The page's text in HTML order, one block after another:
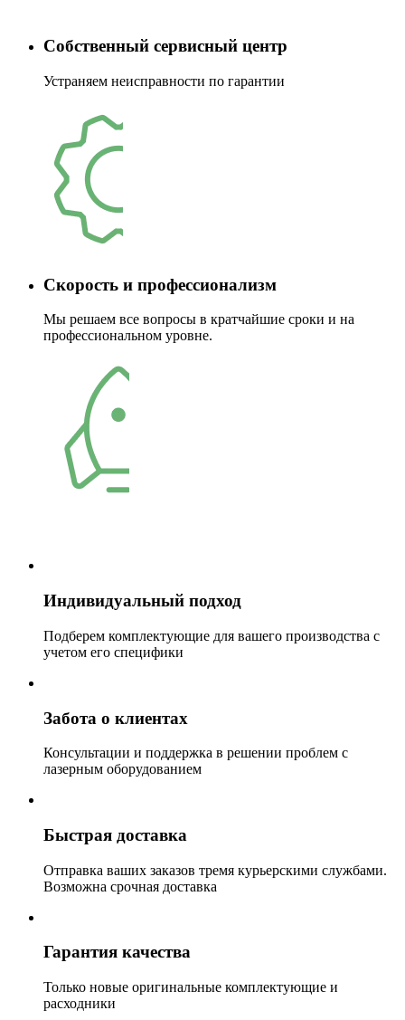
Собственный сервисный центр
Устраняем неисправности по гарантии
Скорость и профессионализм
Мы решаем все вопросы в кратчайшие сроки и на
профессиональном уровне.
Индивидуальный подход
Подберем комплектующие для вашего производства с
учетом его специфики
Забота о клиентах
Консультации и поддержка в решении проблем с
лазерным оборудованием
Быстрая доставка
Отправка ваших заказов тремя курьерскими службами.
Возможна срочная доставка
Гарантия качества
Только новые оригинальные комплектующие и
расходники